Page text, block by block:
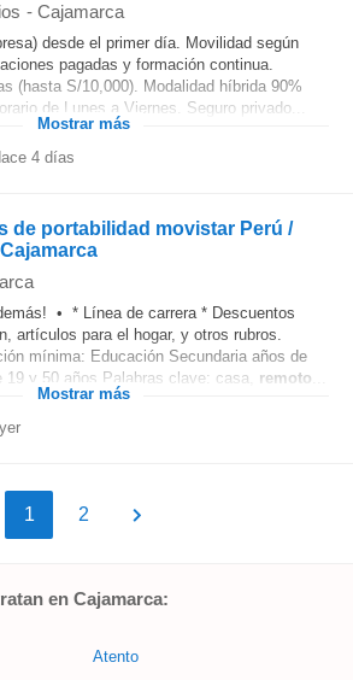
- Cajamarca
desde el primer día. Movilidad según
pagadas y formación continua.
(hasta S/10,000). Modalidad híbrida 90%
de Lunes a Viernes. Seguro privado...
Mostrar más
4 días
de portabilidad movistar Perú /
• * Línea de carrera * Descuentos
artículos para el hogar, y otros rubros.
mínima: Educación Secundaria años de
19 y 50 años Palabras clave: casa, remoto
Mostrar más
1 2
en Cajamarca:
Atento